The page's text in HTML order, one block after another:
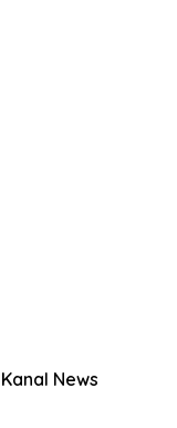
News